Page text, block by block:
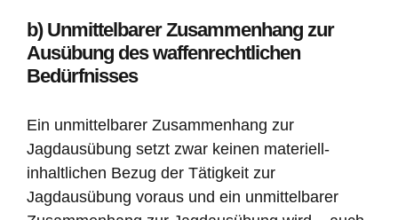
b) Unmittelbarer Zusammenhang zur
Ausübung des waffenrechtlichen
Bedürfnisses
Ein unmittelbarer Zusammenhang zur
Jagdausübung setzt zwar keinen materiell-
inhaltlichen Bezug der Tätigkeit zur
Jagdausübung voraus und ein unmittelbarer